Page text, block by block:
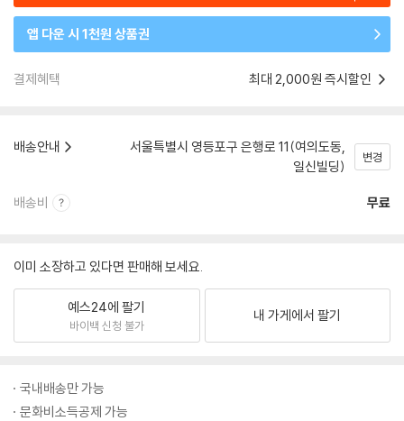
앱 다운 시 1천원 상품권
결제혜택 최대 2,000원 즉시할인
배송안내
서울특별시 영등포구 은행로 11(여의도동,
일신빌딩)
변경
배송비 무료
이미 소장하고 있다면 판매해 보세요.
예스24에 팔기
바이백 신청 불가
내 가게에서 팔기
국내배송만 가능
문화비소득공제 가능